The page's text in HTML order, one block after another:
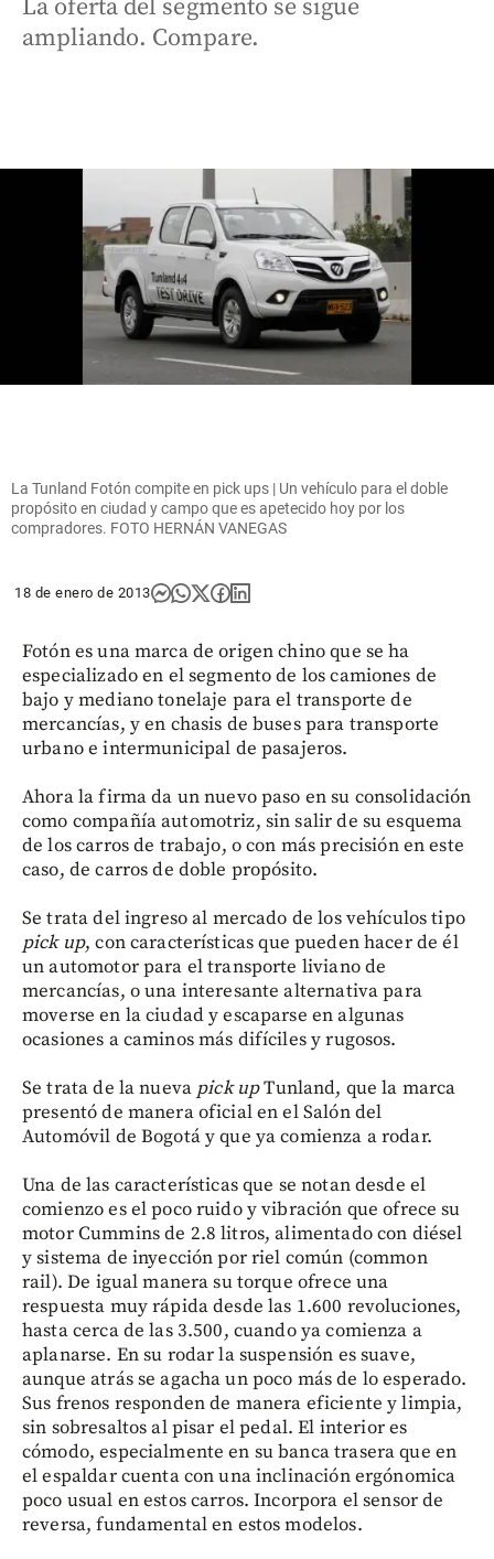
La oferta del segmento se sigue
ampliando. Compare.
La Tunland Fotón compite en pick ups | Un vehículo para el doble
propósito en ciudad y campo que es apetecido hoy por los
compradores. FOTO HERNÁN VANEGAS
18 de enero de 2013
Fotón es una marca de origen chino que se ha
especializado en el segmento de los camiones de
bajo y mediano tonelaje para el transporte de
mercancías, y en chasis de buses para transporte
urbano e intermunicipal de pasajeros.
Ahora la firma da un nuevo paso en su consolidación
como compañía automotriz, sin salir de su esquema
de los carros de trabajo, o con más precisión en este
caso, de carros de doble propósito.
Se trata del ingreso al mercado de los vehículos tipo
pick up, con características que pueden hacer de él
un automotor para el transporte liviano de
mercancías, o una interesante alternativa para
moverse en la ciudad y escaparse en algunas
ocasiones a caminos más difíciles y rugosos.
Se trata de la nueva pick upTunland, que la marca
presentó de manera oficial en el Salón del
Automóvil de Bogotá y que ya comienza a rodar.
Una de las características que se notan desde el
comienzo es el poco ruido y vibración que ofrece su
motor Cummins de 2.8 litros, alimentado con diésel
y sistema de inyección por riel común (common
rail). De igual manera su torque ofrece una
respuesta muy rápida desde las 1.600 revoluciones,
hasta cerca de las 3.500, cuando ya comienza a
aplanarse. En su rodar la suspensión es suave,
aunque atrás se agacha un poco más de lo esperado.
Sus frenos responden de manera eficiente y limpia,
sin sobresaltos al pisar el pedal. El interior es
cómodo, especialmente en su banca trasera que en
el espaldar cuenta con una inclinación ergónomica
poco usual en estos carros. Incorpora el sensor de
reversa, fundamental en estos modelos.